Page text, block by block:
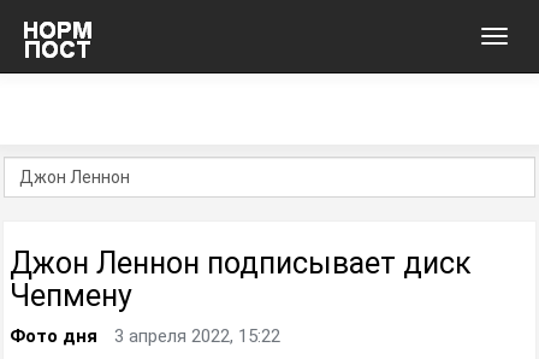
Джон Леннон подписывает диск
Чепмену
Фото дня 3 апреля 2022, 15:22